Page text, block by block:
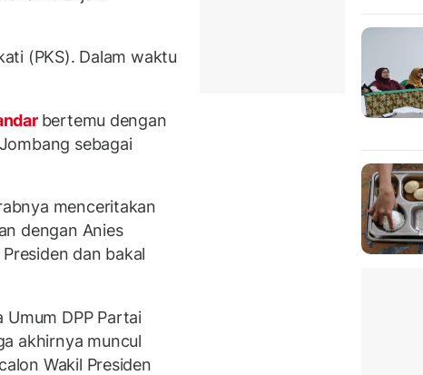
(PKS). Dalam waktu
bertemu dengan
sebagai
menceritakan
dengan Anies
dan bakal
DPP Partai
akhirnya muncul
Wakil Presiden